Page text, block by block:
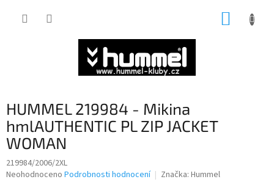
HUMMEL 219984 - Mikina
hmlAUTHENTIC PL ZIP JACKET
WOMAN
219984/2006/2XL
Průměrné
Neohodnoceno Podrobnosti hodnocení Značka: Hummel